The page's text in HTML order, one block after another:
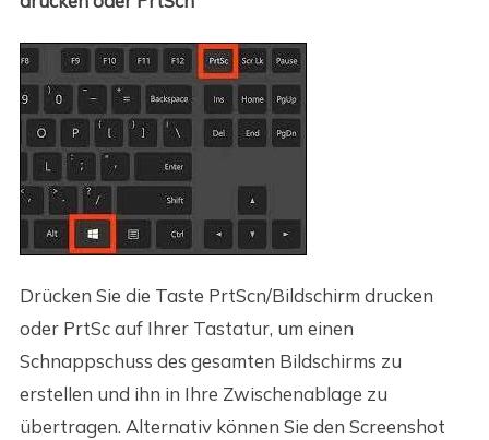
Drücken Sie die Taste PrtScn/Bildschirm drucken
oder PrtSc auf Ihrer Tastatur, um einen
Schnappschuss des gesamten Bildschirms zu
erstellen und ihn in Ihre Zwischenablage zu
übertragen. Alternativ können Sie den Screenshot